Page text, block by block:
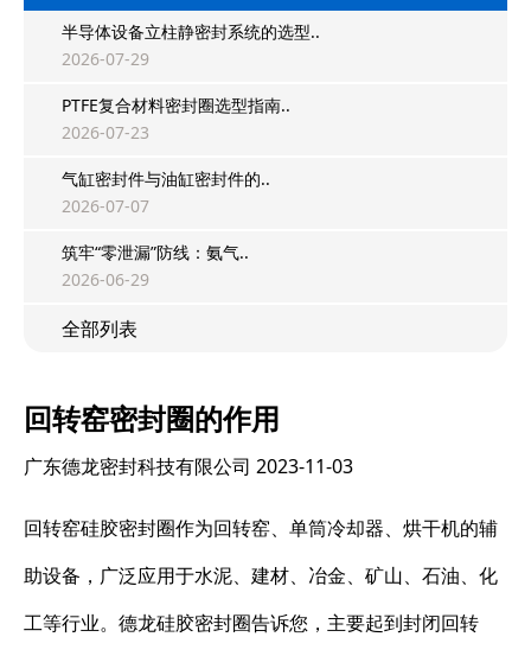
半导体设备立柱静密封系统的选型..
2026-07-29
PTFE复合材料密封圈选型指南..
2026-07-23
气缸密封件与油缸密封件的..
2026-07-07
筑牢“零泄漏”防线：氨气..
2026-06-29
全部列表
回转窑密封圈的作用
广东德龙密封科技有限公司 2023-11-03
回转窑硅胶密封圈作为回转窑、单筒冷却器、烘干机的辅
助设备，广泛应用于水泥、建材、冶金、矿山、石油、化
工等行业。德龙硅胶密封圈告诉您，主要起到封闭回转